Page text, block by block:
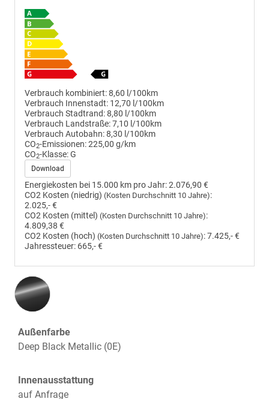
Verbrauch kombiniert:8,60 l/100km
Verbrauch Innenstadt: 12,70 l/100km
Verbrauch Stadtrand:8,80 l/100km
Verbrauch Landstraße:7,10 l/100km
Verbrauch Autobahn:8,30 l/100km
CO2-Emissionen:225,00 g/km
CO2-Klasse:G
Download
Energiekosten bei 15.000 km pro Jahr:2.076,90 €
CO2 Kosten (niedrig) (Kosten Durchschnitt 10 Jahre):
2.025,- €
CO2 Kosten (mittel) (Kosten Durchschnitt 10 Jahre):
4.809,38 €
CO2 Kosten (hoch) (Kosten Durchschnitt 10 Jahre):7.425,- €
Jahressteuer: 665,- €
Außenfarbe
Deep Black Metallic (0E)
Innenausstattung
auf Anfrage